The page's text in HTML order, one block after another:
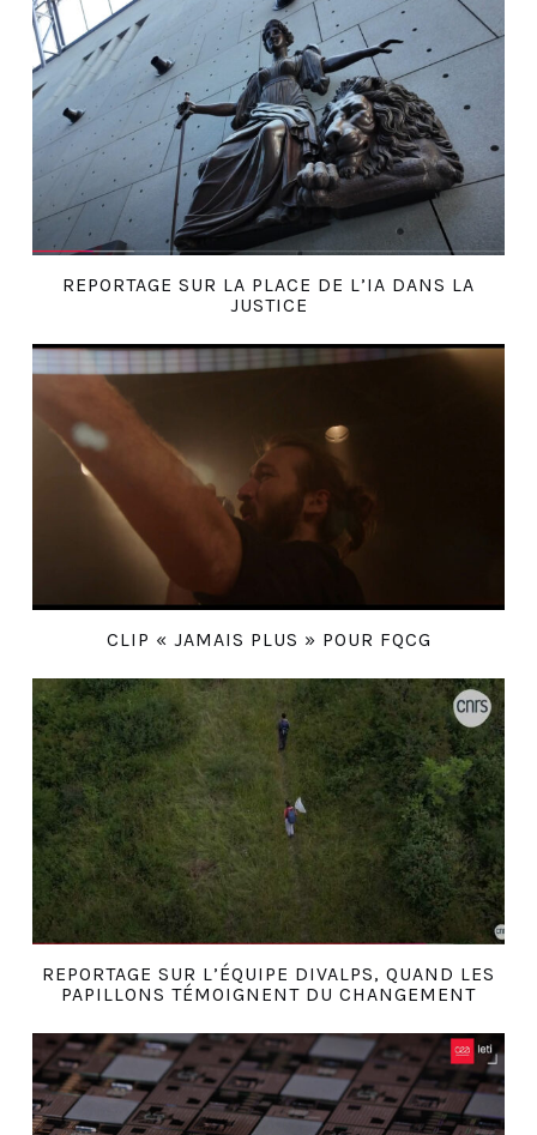
REPORTAGE SUR LA PLACE DE L’IA DANS LA
JUSTICE
CLIP « JAMAIS PLUS » POUR FQCG
REPORTAGE SUR L’ÉQUIPE DIVALPS, QUAND LES
PAPILLONS TÉMOIGNENT DU CHANGEMENT